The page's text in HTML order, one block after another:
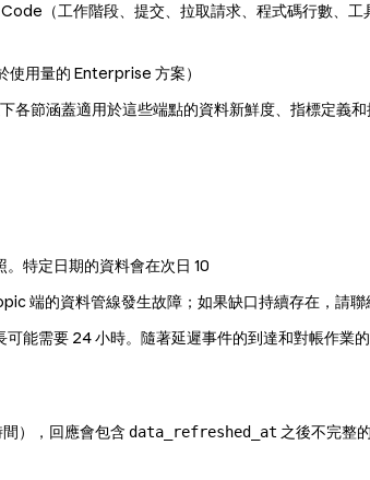
（工作階段、提交、拉取請求、程式碼行數、工
用量的 Enterprise 方案）
各節涵蓋適用於這些端點的資料新鮮度、指標定義和
特定日期的資料會在次日 10
端的資料管線發生故障；如果缺口持續存在，請聯
能需要 24 小時。隨著延遲事件的到達和對帳作業
），回應會包含 data_refreshed_at 之後不完整